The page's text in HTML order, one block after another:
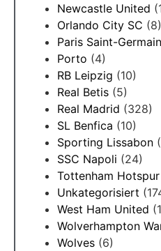
Newcastle United
Orlando City SC (8)
Paris Saint-Germain
Porto (4)
RB Leipzig (10)
Real Betis (5)
Real Madrid (328)
SL Benfica (10)
Sporting Lissabon
SSC Napoli (24)
Tottenham Hotspur
Unkategorisiert
West Ham United
Wolverhampton
Wolves (6)